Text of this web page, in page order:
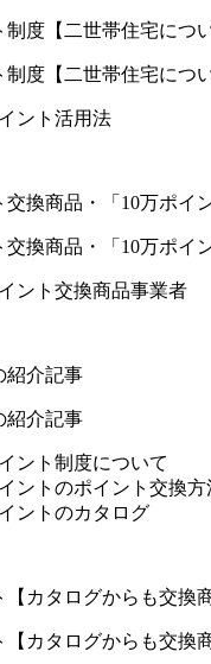
度【二世帯住宅につい
度【二世帯住宅につい
ント活用法
交換商品・「10万ポイ
換商品・「10万ポイ
ント交換商品事業者
紹介記事
紹介記事
ント制度について
ントのポイント交換方
ントのカタログ
カタログからも交換
カタログからも交換